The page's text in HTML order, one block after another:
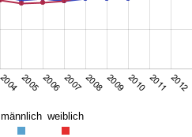
männlich weiblich